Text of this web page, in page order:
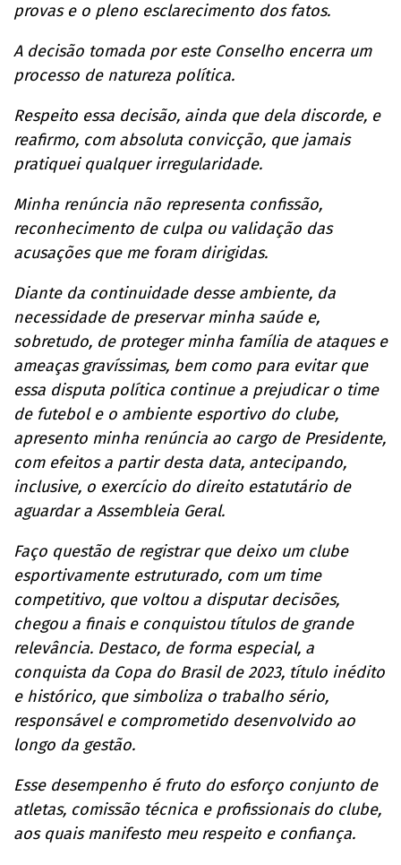
provas e o pleno esclarecimento dos fatos.
A decisão tomada por este Conselho encerra um
processo de natureza política.
Respeito essa decisão, ainda que dela discorde, e
reafirmo, com absoluta convicção, que jamais
pratiquei qualquer irregularidade.
Minha renúncia não representa confissão,
reconhecimento de culpa ou validação das
acusações que me foram dirigidas.
Diante da continuidade desse ambiente, da
necessidade de preservar minha saúde e,
sobretudo, de proteger minha família de ataques e
ameaças gravíssimas, bem como para evitar que
essa disputa política continue a prejudicar o time
de futebol e o ambiente esportivo do clube,
apresento minha renúncia ao cargo de Presidente,
com efeitos a partir desta data, antecipando,
inclusive, o exercício do direito estatutário de
aguardar a Assembleia Geral.
Faço questão de registrar que deixo um clube
esportivamente estruturado, com um time
competitivo, que voltou a disputar decisões,
chegou a finais e conquistou títulos de grande
relevância. Destaco, de forma especial, a
conquista da Copa do Brasil de 2023, título inédito
e histórico, que simboliza o trabalho sério,
responsável e comprometido desenvolvido ao
longo da gestão.
Esse desempenho é fruto do esforço conjunto de
atletas, comissão técnica e profissionais do clube,
aos quais manifesto meu respeito e confiança.